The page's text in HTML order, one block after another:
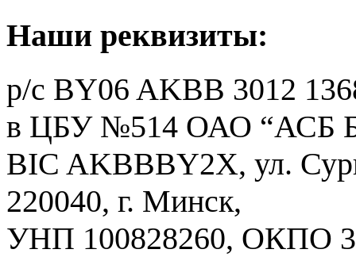
Наши реквизиты:
р/с BY06 AKBB 3012
в ЦБУ №514 ОАО “АСБ
BIC AKBBBY2Х, ул.
220040, г. Минск,
УНП 100828260, ОКПО